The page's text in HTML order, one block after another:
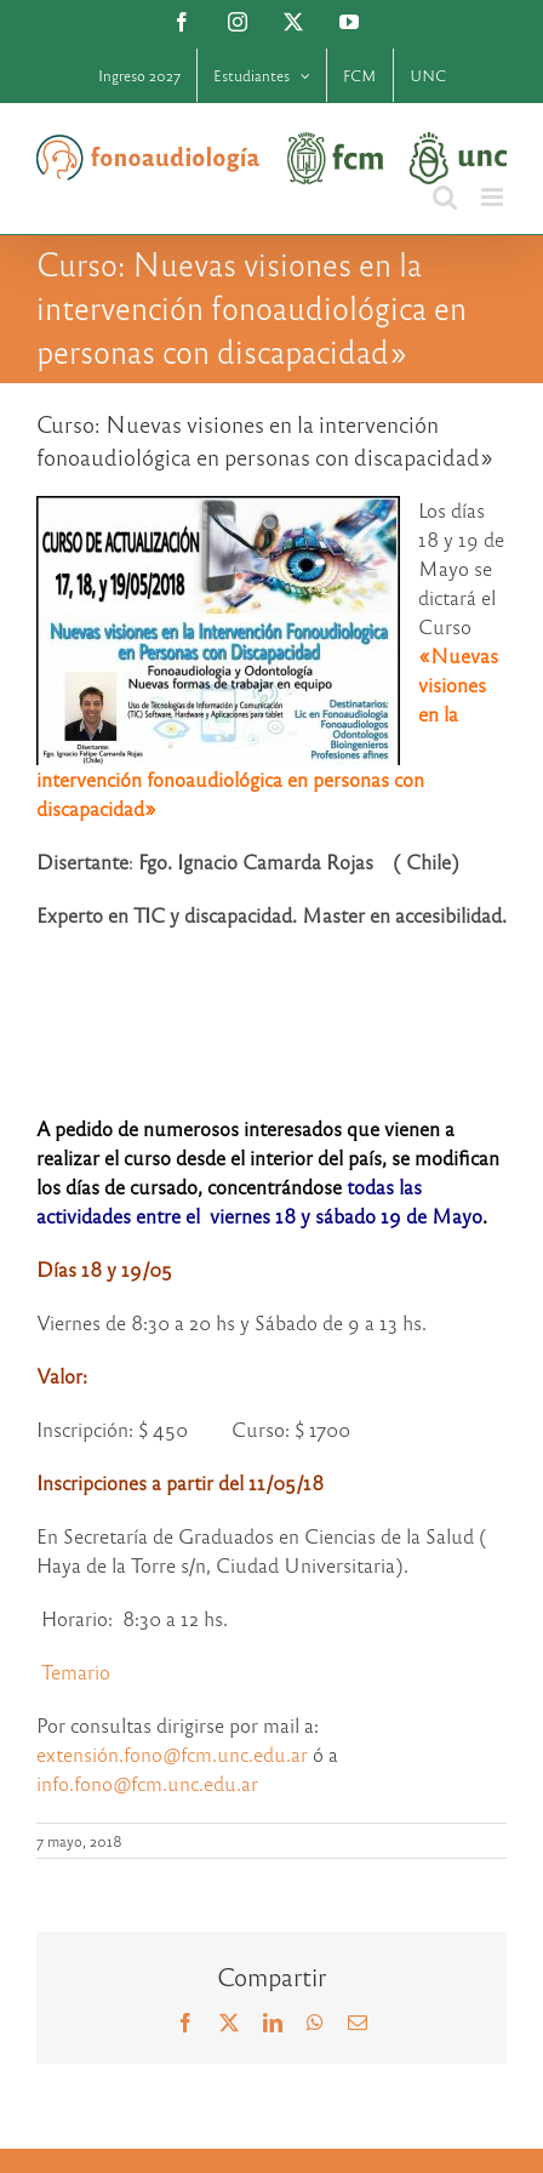
FacebookInstagram YouTube
Ingreso 2027 Estudiantes FCM UNC
Curso: Nuevas visiones en la
intervención fonoaudiológica en
personas con discapacidad»
Curso: Nuevas visiones en la intervención
fonoaudiológica en personas con discapacidad»
Los días
18 y 19 de
Mayo se
dictará el
Curso
«Nuevas
visiones
en la
intervención fonoaudiológica en personas con
discapacidad»
Disertante: Fgo. Ignacio Camarda Rojas ( Chile)
Experto en TIC y discapacidad. Master en accesibilidad.
A pedido de numerosos interesados que vienen a
realizar el curso desde el interior del país, se modifican
los días de cursado, concentrándosetodas las
actividades entre el viernes 18 y sábado 19 de Mayo.
Días 18 y 19/05
Viernes de 8:30 a 20 hs y Sábado de 9 a 13 hs.
Valor:
Inscripción: $ 450 Curso: $ 1700
Inscripciones a partir del 11/05/18
En Secretaría de Graduados en Ciencias de la Salud (
Haya de la Torre s/n, Ciudad Universitaria).
Horario: 8:30 a 12 hs.
Temario
Por consultas dirigirse por mail a:
extensión.fono@fcm.unc.edu.ar ó a
info.fono@fcm.unc.edu.ar
7 mayo, 2018
Compartir
Facebook LinkedInWhatsApp
Correo